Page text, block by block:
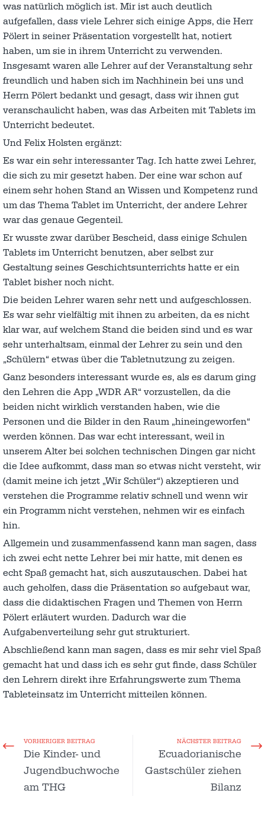
was natürlich möglich ist. Mir ist auch deutlich
aufgefallen, dass viele Lehrer sich einige Apps, die Herr
Pölert in seiner Präsentation vorgestellt hat, notiert
haben, um sie in ihrem Unterricht zu verwenden.
Insgesamt waren alle Lehrer auf der Veranstaltung sehr
freundlich und haben sich im Nachhinein bei uns und
Herrn Pölert bedankt und gesagt, dass wir ihnen gut
veranschaulicht haben, was das Arbeiten mit Tablets im
Unterricht bedeutet.
Und Felix Holsten ergänzt:
Es war ein sehr interessanter Tag. Ich hatte zwei Lehrer,
die sich zu mir gesetzt haben. Der eine war schon auf
einem sehr hohen Stand an Wissen und Kompetenz rund
um das Thema Tablet im Unterricht, der andere Lehrer
war das genaue Gegenteil.
Er wusste zwar darüber Bescheid, dass einige Schulen
Tablets im Unterricht benutzen, aber selbst zur
Gestaltung seines Geschichtsunterrichts hatte er ein
Tablet bisher noch nicht.
Die beiden Lehrer waren sehr nett und aufgeschlossen.
Es war sehr vielfältig mit ihnen zu arbeiten, da es nicht
klar war, auf welchem Stand die beiden sind und es war
sehr unterhaltsam, einmal der Lehrer zu sein und den
„Schülern“ etwas über die Tabletnutzung zu zeigen.
Ganz besonders interessant wurde es, als es darum ging
den Lehren die App „WDR AR“ vorzustellen, da die
beiden nicht wirklich verstanden haben, wie die
Personen und die Bilder in den Raum „hineingeworfen“
werden können. Das war echt interessant, weil in
unserem Alter bei solchen technischen Dingen gar nicht
die Idee aufkommt, dass man so etwas nicht versteht, wir
(damit meine ich jetzt „Wir Schüler“) akzeptieren und
verstehen die Programme relativ schnell und wenn wir
ein Programm nicht verstehen, nehmen wir es einfach
hin.
Allgemein und zusammenfassend kann man sagen, dass
ich zwei echt nette Lehrer bei mir hatte, mit denen es
echt Spaß gemacht hat, sich auszutauschen. Dabei hat
auch geholfen, dass die Präsentation so aufgebaut war,
dass die didaktischen Fragen und Themen von Herrn
Pölert erläutert wurden. Dadurch war die
Aufgabenverteilung sehr gut strukturiert.
Abschließend kann man sagen, dass es mir sehr viel Spaß
gemacht hat und dass ich es sehr gut finde, dass Schüler
den Lehrern direkt ihre Erfahrungswerte zum Thema
Tableteinsatz im Unterricht mitteilen können.
VORHERIGER BEITRAG
Die Kinder- und
Jugendbuchwoche
am THG
NÄCHSTER BEITRAG
Ecuadorianische
Gastschüler ziehen
Bilanz